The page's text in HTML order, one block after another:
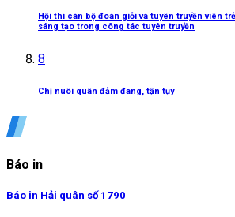
Hội thi cán bộ đoàn giỏi và tuyên truyền viên
sáng tạo trong công tác tuyên truyền
8
Chị nuôi quân đảm đang, tận tụy
Báo in
Báo in Hải quân số 1790